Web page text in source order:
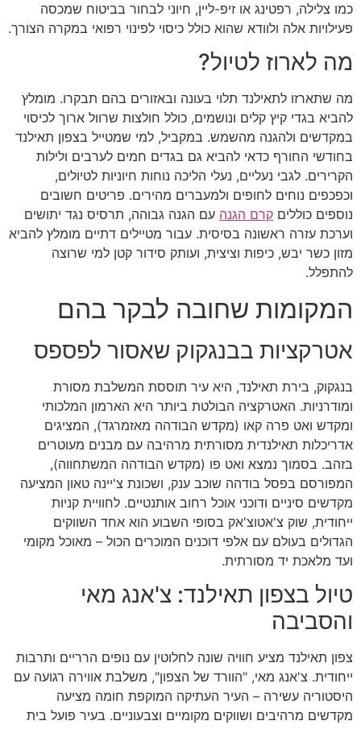
כמו צלילה, רפטינג או זיפ-ליין, חיוני לבחור בביטוח שמכסה
פעילויות אלה ולוודא שהוא כולל כיסוי לפינוי רפואי במקרה הצורך.
מה לארוז לטיול?
מה שתארזו לתאילנד תלוי בעונה ובאזורים בהם תבקרו. מומלץ
להביא בגדי קיץ קלים ונושמים, כולל חולצות שרוול ארוך לכיסוי
במקדשים ולהגנה מהשמש. במקביל, למי שמטייל בצפון תאילנד
בחודשי החורף כדאי להביא גם בגדים חמים לערבים ולילות
הקרירים. לגבי נעליים, נעלי הליכה נוחות חיוניות לטיולים,
וכפכפים נוחים לחופים ולמעברים מהירים. פריטים חשובים
נוספים כוללים קרם הגנה עם הגנה גבוהה, תרסיס נגד יתושים
וערכת עזרה ראשונה בסיסית. עבור מטיילים דתיים מומלץ להביא
מזון כשר יבש, כיפות וציצית, ועותק סידור קטן למי שרוצה
להתפלל.
המקומות שחובה לבקר בהם
אטרקציות בבנגקוק שאסור לפספס
בנגקוק, בירת תאילנד, היא עיר תוססת המשלבת מסורת
ומודרניות. האטרקציה הבולטת ביותר היא הארמון המלכותי
ומקדש ואט פרה קאו (מקדש הבודהה מאזמרגד), המציגים
אדריכלות תאילנדית מסורתית מרהיבה עם מבנים מעוטרים
בזהב. בסמוך נמצא ואט פו (מקדש הבודהה המשתחווה),
המפורסם בפסל בודהה שוכב ענק, ושכונת צ'יינה טאון המציעה
מקדשים סיניים ודוכני אוכל רחוב אותנטיים. לחוויית קניות
ייחודית, שוק צ'אטוצ'אק בסופי השבוע הוא אחד השווקים
הגדולים בעולם עם אלפי דוכנים המוכרים הכול – מאוכל מקומי
ועד מלאכת יד מסורתית.
טיול בצפון תאילנד: צ'אנג מאי
והסביבה
צפון תאילנד מציע חוויה שונה לחלוטין עם נופים הרריים ותרבות
ייחודית. צ'אנג מאי, "הוורד של הצפון", משלבת אווירה רגועה עם
היסטוריה עשירה – העיר העתיקה המוקפת חומה מציעה
מקדשים מרהיבים ושווקים מקומיים וצבעוניים. בעיר פועל בית